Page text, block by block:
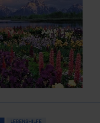
LEBENSHILFE